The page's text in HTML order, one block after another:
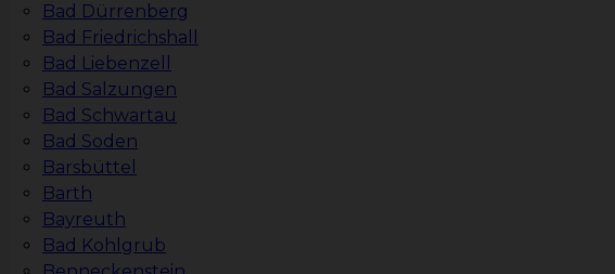
Bad Dürrenberg
Bad Friedrichshall
Bad Liebenzell
Bad Salzungen
Bad Schwartau
Bad Soden
Barsbüttel
Barth
Bayreuth
Bad Kohlgrub